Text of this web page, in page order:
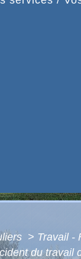
> Travail -
du travail